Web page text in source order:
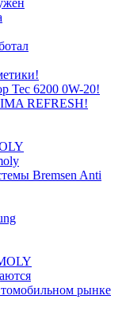
Tec 6200 0W-20!
REFRESH!
Bremsen Anti
рынке